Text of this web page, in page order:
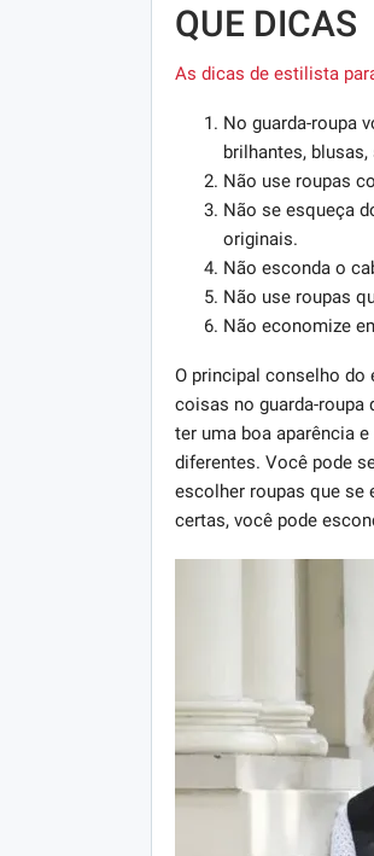
QUE DICAS
As dicas de estilista
No guarda-roupa
brilhantes,
Não use roupas
Não se esqueça
originais.
Não esconda o
Não use roupas
Não economize
O principal conselho do
coisas no guarda-roupa
ter uma boa aparência
diferentes. Você pode
escolher roupas que se
certas, você pode